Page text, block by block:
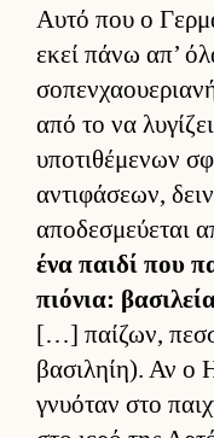
Αυτό που ο
εκεί πάνω απ’
από το να
υποτιθέμενων
αντιφάσεων,
αποδεσμεύ­εται
ένα παιδί που
πιόνια:
[…] παί­ζων,
βασιληίη). Αν ο
γνυόταν στο